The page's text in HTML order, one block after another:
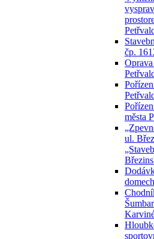
čp.
města
ul.